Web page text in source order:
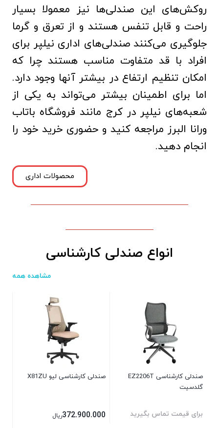
روکش‌های این صندلی‌ها نیز معمولا بسیار
راحت و قابل تنفس هستند و از تعرق و گرما
جلوگیری می‌کنند صندلی‌های اداری نیلپر برای
افراد با قد متفاوت مناسب هستند چرا که
امکان تنظیم ارتفاع در بیشتر آنها وجود دارد.
اما برای اطمینان بیشتر می‌تواند به یکی از
شعبه‌های نیلپر در کرج مانند فروشگاه باتاب
ورانا البرز مراجعه کنید و حضوری خرید خود را
انجام دهید.
محصولات اداری
انواع صندلی کارشناسی
مشاهده همه
صندلی کارشناسی EZ2206T
گلدسیت
برای قیمت تماس بگیرید
صندلی کارشناسی لیو X81ZU
372.900.000ریال